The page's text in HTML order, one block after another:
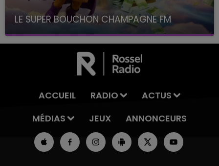
LE SUPER BOUCHON CHAMPAGNE FM
avec La Famille Champagne FM, à 8H10
ACCUEIL RADIO
ACTUS
MÉDIAS
JEUX ANNONCEURS